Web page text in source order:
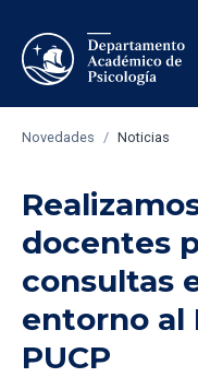
Novedades / Noticias
docentes
consultas
entorno al
PUCP